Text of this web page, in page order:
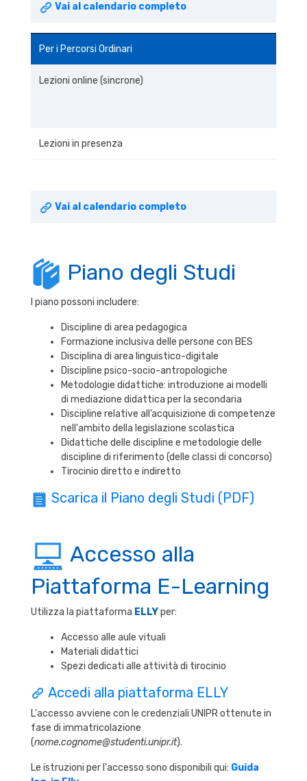
Vai al calendario completo
Per i Percorsi Ordinari
Lezioni online (sincrone)
Lezioni in presenza
Vai al calendario completo
Piano degli Studi
I piano possoni includere:
Discipline di area pedagogica
Formazione inclusiva delle persone con BES
Disciplina di area linguistico-digitale
Discipline psico-socio-antropologiche
Metodologie didattiche: introduzione ai modelli
di mediazione didattica per la secondaria
Discipline relative all’acquisizione di competenze
nell'ambito della legislazione scolastica
Didattiche delle discipline e metodologie delle
discipline di riferimento (delle classi di concorso)
Tirocinio diretto e indiretto
Scarica il Piano degli Studi (PDF)
Accesso alla
Piattaforma E-Learning
Utilizza la piattaforma ELLYper:
Accesso alle aule vituali
Materiali didattici
Spezi dedicati alle attività di tirocinio
Accedi alla piattaforma ELLY
L'accesso avviene con le credenziali UNIPR ottenute in
fase di immatricolazione
(nome.cognome@studenti.unipr.it).
Le istruzioni per l'accesso sono disponibili qui: Guida